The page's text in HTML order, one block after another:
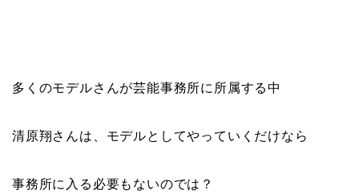
多くのモデルさんが芸能事務所に所属する中
清原翔さんは、モデルとしてやっていくだけなら
事務所に入る必要もないのでは？